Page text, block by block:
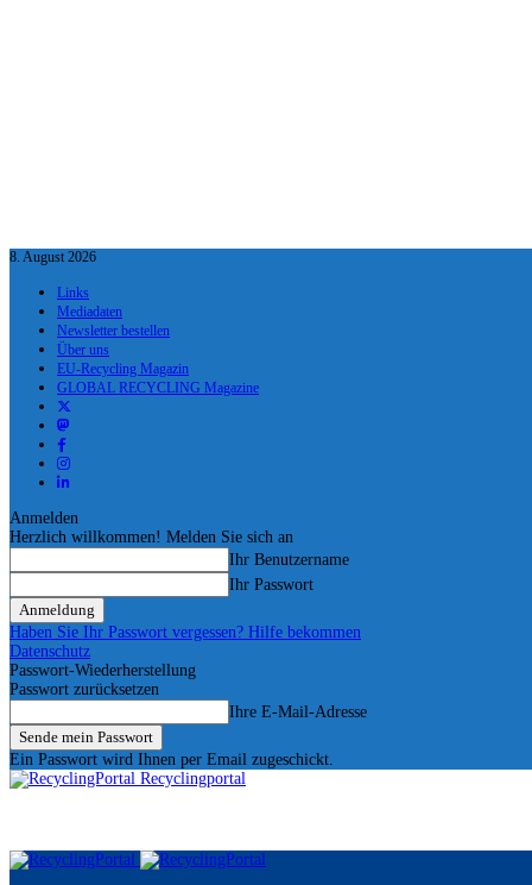
8. August 2026
Links
Mediadaten
Newsletter bestellen
Über uns
EU-Recycling Magazin
GLOBAL RECYCLING Magazine
Anmelden
Herzlich willkommen! Melden Sie sich an
Ihr Benutzername
Ihr Passwort
Haben Sie Ihr Passwort vergessen? Hilfe bekommen
Datenschutz
Passwort-Wiederherstellung
Passwort zurücksetzen
Ihre E-Mail-Adresse
Ein Passwort wird Ihnen per Email zugeschickt.
Recyclingportal